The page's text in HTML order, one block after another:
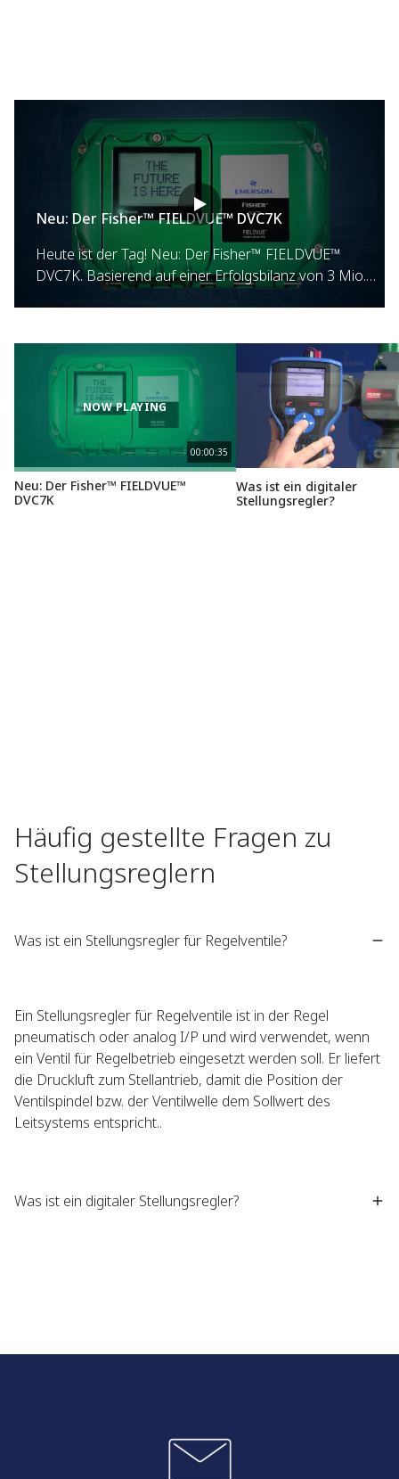
Neu: Der Fisher™ FIELDVUE™ DVC7K
Heute ist der Tag! Neu: Der Fisher™ FIELDVUE™
DVC7K. Basierend auf einer Erfolgsbilanz von 3 Mio.
Leistung mittels Edge-Computing. Die Zukunft ist hier.
NOW PLAYING
00:00:35
Neu: Der Fisher™ FIELDVUE™
DVC7K
Was ist ein digitaler
Stellungsregler?
Häufig gestellte Fragen zu
Stellungsreglern
Was ist ein Stellungsregler für Regelventile?
Ein Stellungsregler für Regelventile ist in der Regel
pneumatisch oder analog I/P und wird verwendet, wenn
ein Ventil für Regelbetrieb eingesetzt werden soll. Er liefert
die Druckluft zum Stellantrieb, damit die Position der
Ventilspindel bzw. der Ventilwelle dem Sollwert des
Leitsystems entspricht..
Was ist ein digitaler Stellungsregler?